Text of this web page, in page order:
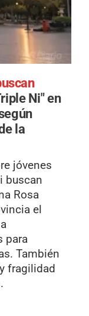
Ni" en
la
jóvenes
buscan
Rosa
el
para
También
fragilidad